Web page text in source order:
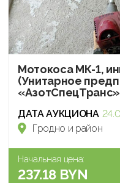
Мотокоса МК-1,
(Унитарное
ДАТА АУКЦИОНА
Гродно и район
Начальная цена:
237.18 BYN